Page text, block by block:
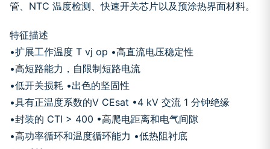
管、NTC 温度检测、快速开关芯片以及预涂热界面材料。
特征描述
•扩展工作温度 T vj op •高直流电压稳定性
•高短路能力，自限制短路电流
•低开关损耗 •出色的坚固性
•具有正温度系数的V CEsat •4 kV 交流 1 分钟绝缘
•封装的 CTI > 400 •高爬电距离和电气间隙
•高功率循环和温度循环能力 •低热阻衬底